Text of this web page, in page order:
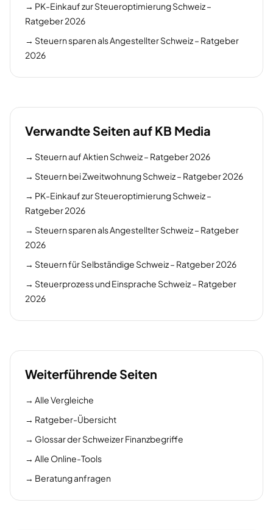
→ PK-Einkauf zur Steueroptimierung Schweiz –
Ratgeber 2026
→ Steuern sparen als Angestellter Schweiz – Ratgeber
2026
Verwandte Seiten auf KB Media
→ Steuern auf Aktien Schweiz – Ratgeber 2026
→ Steuern bei Zweitwohnung Schweiz – Ratgeber 2026
→ PK-Einkauf zur Steueroptimierung Schweiz –
Ratgeber 2026
→ Steuern sparen als Angestellter Schweiz – Ratgeber
2026
→ Steuern für Selbständige Schweiz – Ratgeber 2026
→ Steuerprozess und Einsprache Schweiz – Ratgeber
2026
Weiterführende Seiten
→ Alle Vergleiche
→ Ratgeber-Übersicht
→ Glossar der Schweizer Finanzbegriffe
→ Alle Online-Tools
→ Beratung anfragen